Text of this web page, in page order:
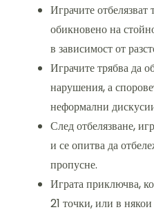
Играчите отбелязват
обикновено на
в зависимост от
Играчите трябва да
нарушения, а
неформални
След отбелязване,
и се опитва да
пропусне.
Играта приключва,
21 точки, или в